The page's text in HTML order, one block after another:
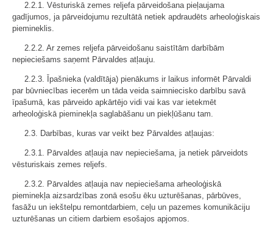
2.2.1. Vēsturiskā zemes reljefa pārveidošana pieļaujama
gadījumos, ja pārveidojumu rezultātā netiek apdraudēts arheoloģiskais
piemineklis.
2.2.2. Ar zemes reljefa pārveidošanu saistītām darbībām
nepieciešams saņemt Pārvaldes atļauju.
2.2.3. Īpašnieka (valdītāja) pienākums ir laikus informēt Pārvaldi
par būvniecības iecerēm un tāda veida saimniecisko darbību savā
īpašumā, kas pārveido apkārtējo vidi vai kas var ietekmēt
arheoloģiskā pieminekļa saglabāšanu un piekļūšanu tam.
2.3. Darbības, kuras var veikt bez Pārvaldes atļaujas:
2.3.1. Pārvaldes atļauja nav nepieciešama, ja netiek pārveidots
vēsturiskais zemes reljefs.
2.3.2. Pārvaldes atļauja nav nepieciešama arheoloģiskā
pieminekļa aizsardzības zonā esošu ēku uzturēšanas, pārbūves,
fasāžu un iekštelpu remontdarbiem, ceļu un pazemes komunikāciju
uzturēšanas un citiem darbiem esošajos apjomos.